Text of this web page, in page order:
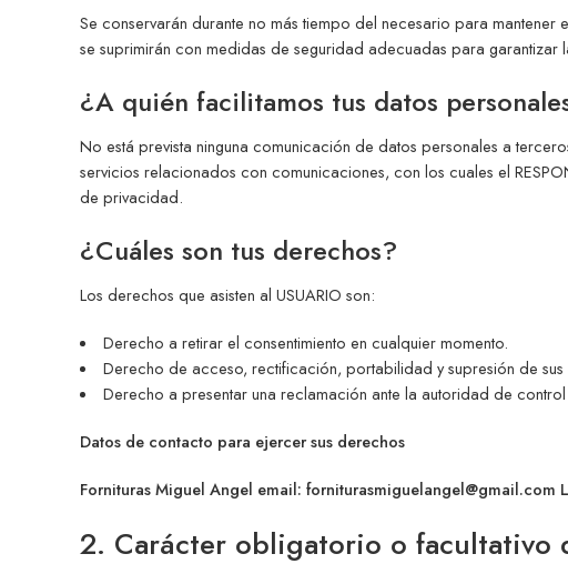
Se conservarán durante no más tiempo del necesario para
se suprimirán con medidas de seguridad adecuadas para
¿A quién facilitamos tus datos
No está prevista ninguna comunicación de datos personales a
servicios relacionados con comunicaciones, con los cuales el
de privacidad.
¿Cuáles son tus derechos?
Los derechos que asisten al USUARIO son:
Derecho a retirar el consentimiento en cualquier momento.
Derecho de acceso, rectificación, portabilidad y supresión de
Derecho a presentar una reclamación ante la autoridad de
Datos de contacto para ejercer sus derechos
Fornituras Miguel Angel email: forniturasmiguelangel@gmail.com
2. Carácter obligatorio o